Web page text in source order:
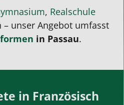
, Realschule
– unser Angebot umfasst
in Passau.
in Französisch